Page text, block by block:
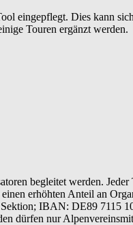
eingepflegt. Dies kann
Touren ergänzt werden.
begleitet werden.
erhöhten Anteil an
IBAN: DE89
dürfen nur